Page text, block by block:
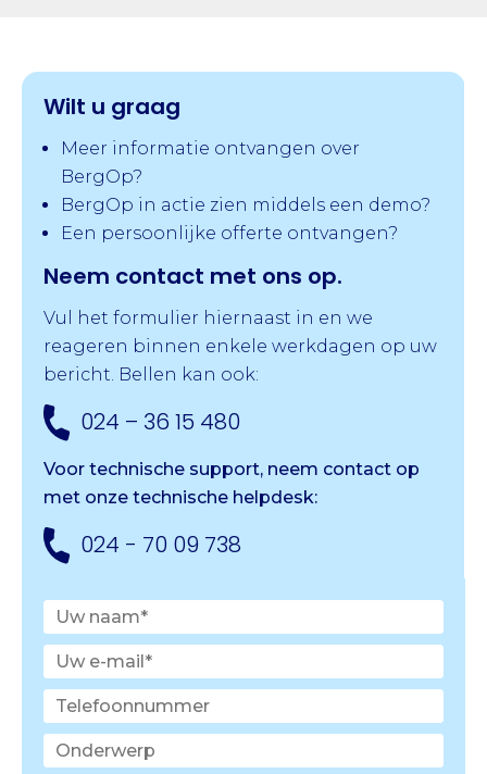
Wilt u graag
Meer informatie ontvangen over
BergOp?
BergOp in actie zien middels een demo?
Een persoonlijke offerte ontvangen?
Neem contact met ons op.
Vul het formulier hiernaast in en we
reageren binnen enkele werkdagen op uw
bericht. Bellen kan ook:
024 – 36 15 480
Voor technische support, neem contact op
met onze technische helpdesk:
024 - 70 09 738